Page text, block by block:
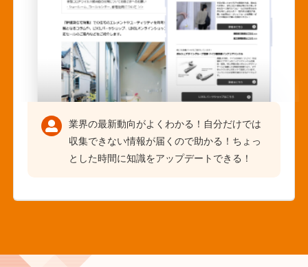
業界の最新動向がよくわかる！自分だけでは
収集できない情報が届くので助かる！ちょっ
とした時間に知識をアップデートできる！